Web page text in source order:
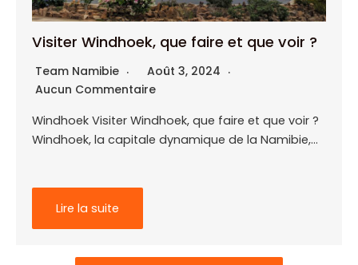
Visiter Windhoek, que faire et que voir ?
Team Namibie
Août 3, 2024
Aucun Commentaire
Windhoek Visiter Windhoek, que faire et que voir ?
Windhoek, la capitale dynamique de la Namibie,…
Lire la suite